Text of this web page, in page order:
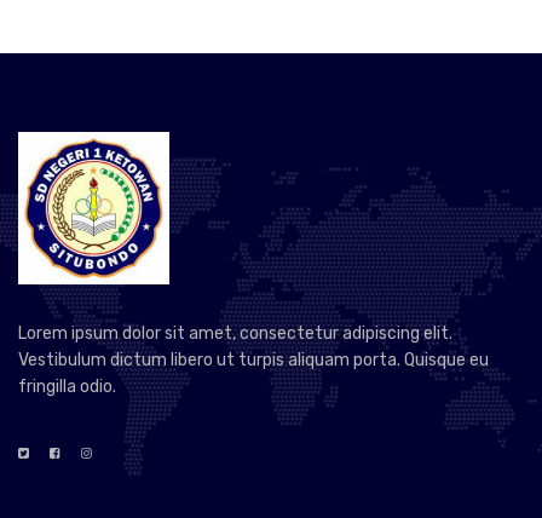
Lorem ipsum dolor sit amet, consectetur adipiscing elit.
Vestibulum dictum libero ut turpis aliquam porta. Quisque eu
fringilla odio.